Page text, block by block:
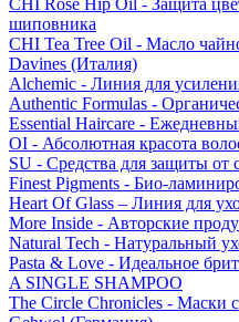
CHI Rose Hip Oil - Защита
шиповника
CHI Tea Tree Oil - Масло
Davines (Италия)
Alchemic - Линия для
Authentic Formulas -
Essential Haircare -
OI - Абсолютная красота
SU - Средства для защиты от
Finest Pigments - Био-
Heart Of Glass – Линия для
More Inside - Авторские
Natural Tech - Натуральный
Pasta & Love - Идеальное
A SINGLE SHAMPOO
The Circle Chronicles - Маски